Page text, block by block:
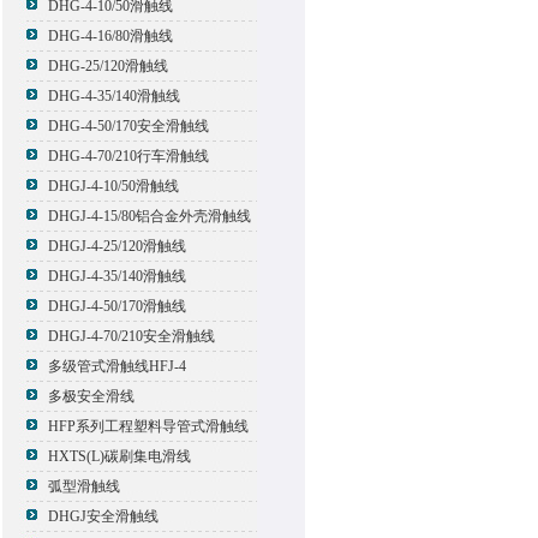
DHG-4-10/50滑触线
DHG-4-16/80滑触线
DHG-25/120滑触线
DHG-4-35/140滑触线
DHG-4-50/170安全滑触线
DHG-4-70/210行车滑触线
DHGJ-4-10/50滑触线
DHGJ-4-15/80铝合金外壳滑触线
DHGJ-4-25/120滑触线
DHGJ-4-35/140滑触线
DHGJ-4-50/170滑触线
DHGJ-4-70/210安全滑触线
多级管式滑触线HFJ-4
多极安全滑线
HFP系列工程塑料导管式滑触线
HXTS(L)碳刷集电滑线
弧型滑触线
DHGJ安全滑触线